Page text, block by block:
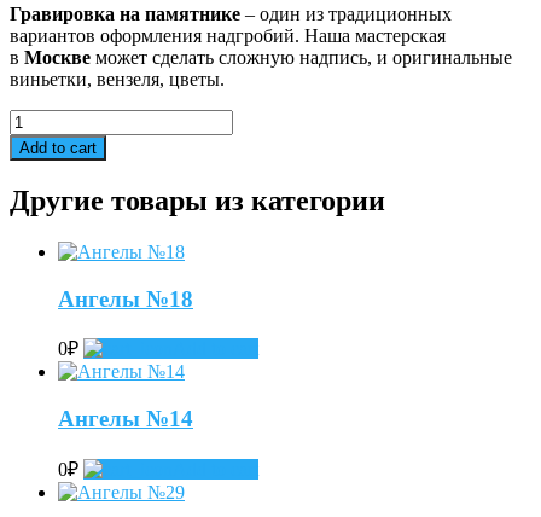
Гравировка на памятнике – один из традиционных
вариантов оформления надгробий. Наша мастерская
в Москве может сделать сложную надпись, и оригинальные
виньетки, вензеля, цветы.
Ангелы
№42
quantity
Add to cart
Другие товары из категории
Ангелы №18
0₽
Ангелы №14
0₽